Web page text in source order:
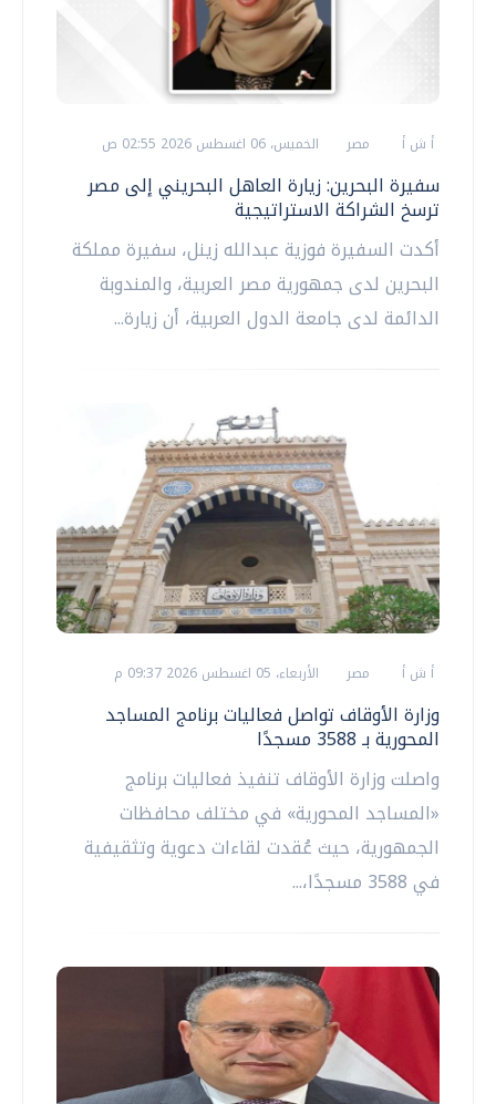
أ ش أ مصر الخميس، 06 اغسطس 2026 02:55 ص
سفيرة البحرين: زيارة العاهل البحريني إلى مصر
ترسخ الشراكة الاستراتيجية
أكدت السفيرة فوزية عبدالله زينل، سفيرة مملكة
البحرين لدى جمهورية مصر العربية، والمندوبة
الدائمة لدى جامعة الدول العربية، أن زيارة...
أ ش أ مصر الأربعاء، 05 اغسطس 2026 09:37 م
وزارة الأوقاف تواصل فعاليات برنامج المساجد
المحورية بـ 3588 مسجدًا
واصلت وزارة الأوقاف تنفيذ فعاليات برنامج
«المساجد المحورية» في مختلف محافظات
الجمهورية، حيث عُقدت لقاءات دعوية وتثقيفية
في 3588 مسجدًا،...